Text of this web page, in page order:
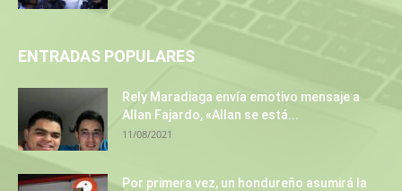
ENTRADAS POPULARES
Rely Maradiaga envía emotivo mensaje a
Allan Fajardo, «Allan se está...
11/08/2021
Por primera vez, un hondureño asumirá la